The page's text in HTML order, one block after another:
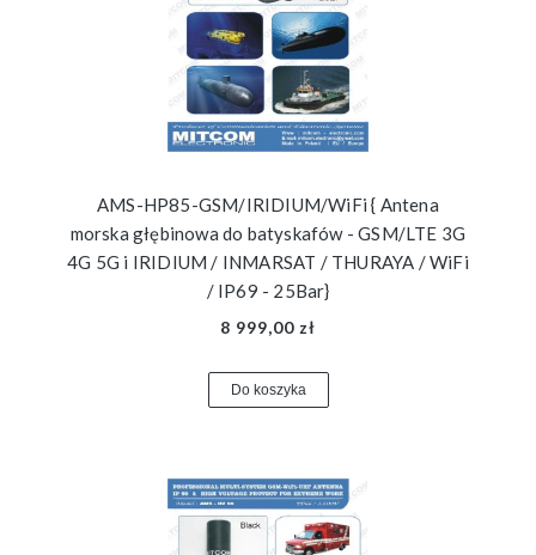
AMS-HP85-GSM/IRIDIUM/WiFi { Antena
morska głębinowa do batyskafów - GSM/LTE 3G
4G 5G i IRIDIUM / INMARSAT / THURAYA / WiFi
/ IP69 - 25Bar}
8 999,00 zł
Do koszyka